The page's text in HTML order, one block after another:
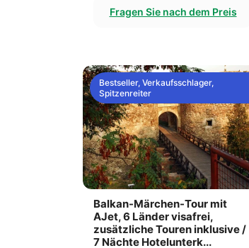
Fragen Sie nach dem Preis
Bestseller, Verkaufsschlager,
Spitzenreiter
Balkan-Märchen-Tour mit
AJet, 6 Länder visafrei,
zusätzliche Touren inklusive /
7 Nächte Hotelunterk...